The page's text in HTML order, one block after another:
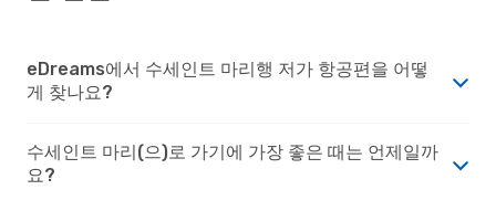
eDreams에서 수세인트 마리행 저가 항공편을 어떻
게 찾나요?
수세인트 마리(으)로 가기에 가장 좋은 때는 언제일까
요?